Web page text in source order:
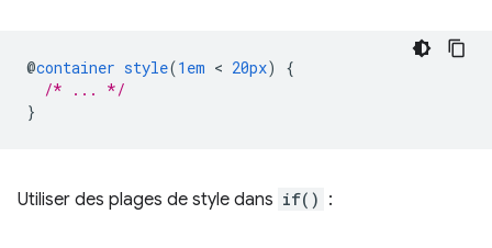
@container style(1em < 20px)
{
/* ... */
}
Utiliser des plages de style dans if() :